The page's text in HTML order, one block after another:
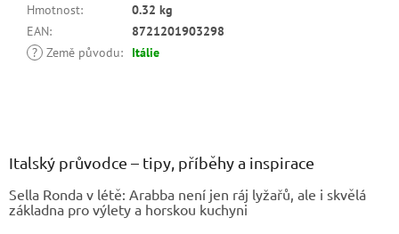
Hmotnost:
0.32 kg
EAN:
8721201903298
? Země původu: Itálie
Italský průvodce – tipy, příběhy a inspirace
Sella Ronda v létě: Arabba není jen ráj lyžařů, ale i skvělá
základna pro výlety a horskou kuchyni